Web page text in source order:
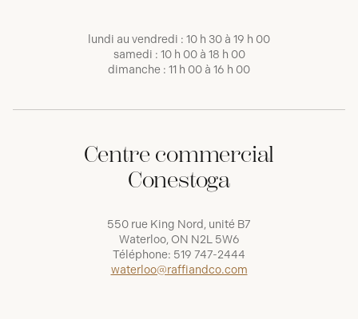
lundi au vendredi : 10 h 30 à 19 h 00
samedi : 10 h 00 à 18 h 00
dimanche : 11 h 00 à 16 h 00
Centre commercial
Conestoga
550 rue King Nord, unité B7
Waterloo, ON N2L 5W6
Téléphone: 519 747-2444
waterloo@raffiandco.com